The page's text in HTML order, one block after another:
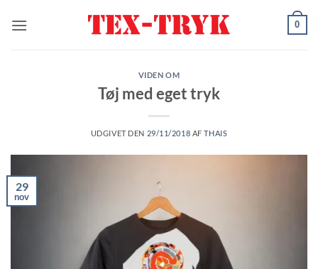
0
VIDEN OM
Tøj med eget tryk
UDGIVET DEN 29/11/2018 AFTHAIS
29
nov